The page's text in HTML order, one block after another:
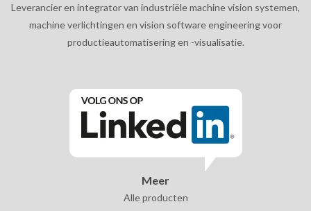
Leverancier en integrator van industriële machine vision systemen,
machine verlichtingen en vision software engineering voor
productieautomatisering en -visualisatie.
Meer
Alle producten